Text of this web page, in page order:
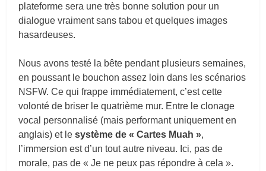
plateforme sera une très bonne solution pour un
dialogue vraiment sans tabou et quelques images
hasardeuses.
Nous avons testé la bête pendant plusieurs semaines,
en poussant le bouchon assez loin dans les scénarios
NSFW. Ce qui frappe immédiatement, c’est cette
volonté de briser le quatrième mur. Entre le clonage
vocal personnalisé (mais performant uniquement en
anglais) et lesystème de « Cartes Muah »,
l’immersion est d’un tout autre niveau. Ici, pas de
morale, pas de « Je ne peux pas répondre à cela ».